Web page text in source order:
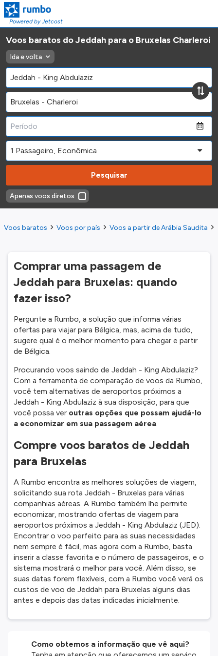
Powered by Jetcost
Voos baratos do Jeddah para o Bruxelas Charleroi
Ida e volta
Pesquisar
Apenas voos diretos
Voos baratos Voos por país Voos a partir de Arábia Saudita
Comprar uma passagem de
Jeddah para Bruxelas: quando
fazer isso?
Pergunte a Rumbo, a solução que informa várias
ofertas para viajar para Bélgica, mas, acima de tudo,
sugere qual é o melhor momento para chegar e partir
de Bélgica.
Procurando voos saindo de Jeddah - King Abdulaziz?
Com a ferramenta de comparação de voos da Rumbo,
você tem alternativas de aeroportos próximos a
Jeddah - King Abdulaziz à sua disposição, para que
você possa ver outras opções que possam ajudá-lo
a economizar em sua passagem aérea.
Compre voos baratos de Jeddah
para Bruxelas
A Rumbo encontra as melhores soluções de viagem,
solicitando sua rota Jeddah - Bruxelas para várias
companhias aéreas. A Rumbo também lhe permite
economizar, mostrando ofertas de viagem para
aeroportos próximos a Jeddah - King Abdulaziz (JED).
Encontrar o voo perfeito para as suas necessidades
nem sempre é fácil, mas agora com a Rumbo, basta
inserir a classe favorita e o número de passageiros, e o
sistema mostrará o melhor para você. Além disso, se
suas datas forem flexíveis, com a Rumbo você verá os
custos de voo de Jeddah para Bruxelas alguns dias
antes e depois das datas indicadas inicialmente.
Como obtemos a informação que vê aqui?